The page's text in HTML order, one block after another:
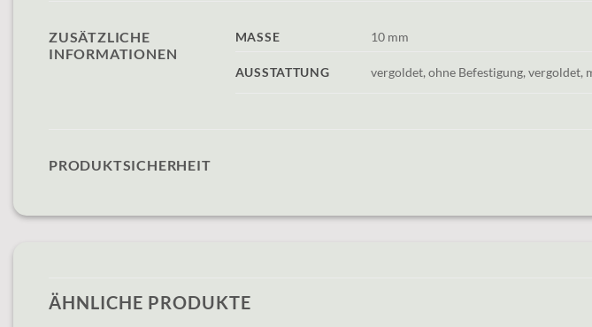
ZUSÄTZLICHE
INFORMATIONEN
MASSE 10 mm
AUSSTATTUNG vergoldet, ohne Befestigung, vergoldet,
PRODUKTSICHERHEIT
ÄHNLICHE PRODUKTE